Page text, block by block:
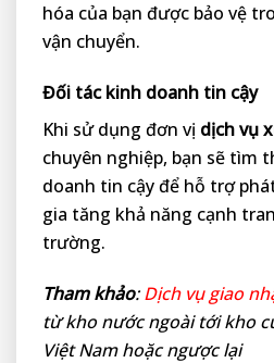
hóa của bạn được bảo vệ
vận chuyển.
Đối tác kinh doanh tin cậy
Khi sử dụng đơn vị dịch vụ
chuyên nghiệp, bạn sẽ tìm
doanh tin cậy để hỗ trợ
gia tăng khả năng cạnh
trường.
Tham khảo: Dịch vụ giao
từ kho nước ngoài tới kho
Việt Nam hoặc ngược lại